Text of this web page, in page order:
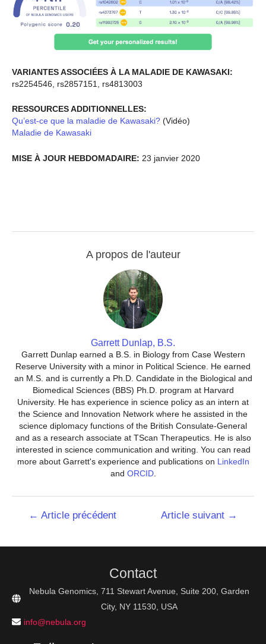
VARIANTES ASSOCIÉES À LA MALADIE DE KAWASAKI:
rs2254546, rs2857151, rs4813003
RESSOURCES ADDITIONNELLES:
Qu’est-ce que la maladie de Kawasaki? (Vidéo)
Maladie de Kawasaki
MISE À JOUR HEBDOMADAIRE: 23 janvier 2020
A propos de l'auteur
Garrett Dunlap, B.S.
Garrett Dunlap earned a B.S. in Biology from Case Western
Reserve University with a minor in Political Science. He earned
an M.S. and is currently a Ph.D. Candidate in the Biological and
Biomedical Sciences (BBS) Ph.D. program at Harvard
University. He has experience in science policy as an intern at
the Science and Innovation Network where he assisted in the
science diplomacy functions of the British Consulate-General
and as a research associate at TScan Therapeutics. He is also
interested in science communication and writing. You can read
more about Garrett's experience and publications on LinkedIn
and ORCID.
Navigation
← Article précédent Article suivant →
Contact
Nebula Genomics, 711 Stewart Avenue, Suite 200, Garden
City, NY 11530, USA
info@nebula.org